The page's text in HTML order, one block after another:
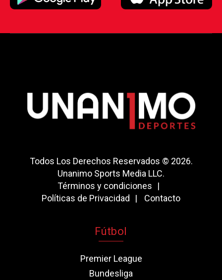
Todos Los Derechos Reservados © 2026.
Unanimo Sports Media LLC.
Términos y condiciones
Políticas de Privacidad
Contacto
Fútbol
Premier League
Bundesliga